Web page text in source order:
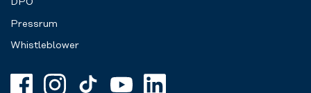
Pressrum
Whistleblower